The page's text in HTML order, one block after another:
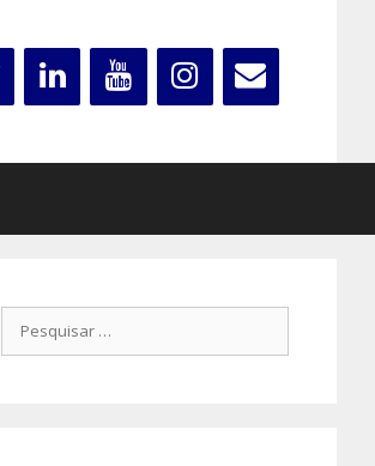
Pesquisar
por: